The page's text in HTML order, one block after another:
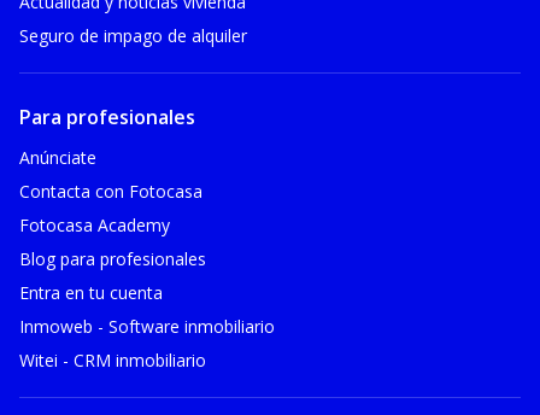
Seguro de impago de alquiler
Para profesionales
Anúnciate
Contacta con Fotocasa
Fotocasa Academy
Blog para profesionales
Entra en tu cuenta
Inmoweb - Software inmobiliario
Witei - CRM inmobiliario